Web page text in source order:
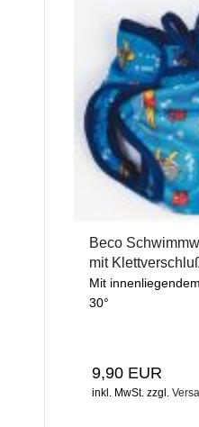
Beco
mit
Mit
30°
9,90 EUR
inkl. MwSt. zzgl.